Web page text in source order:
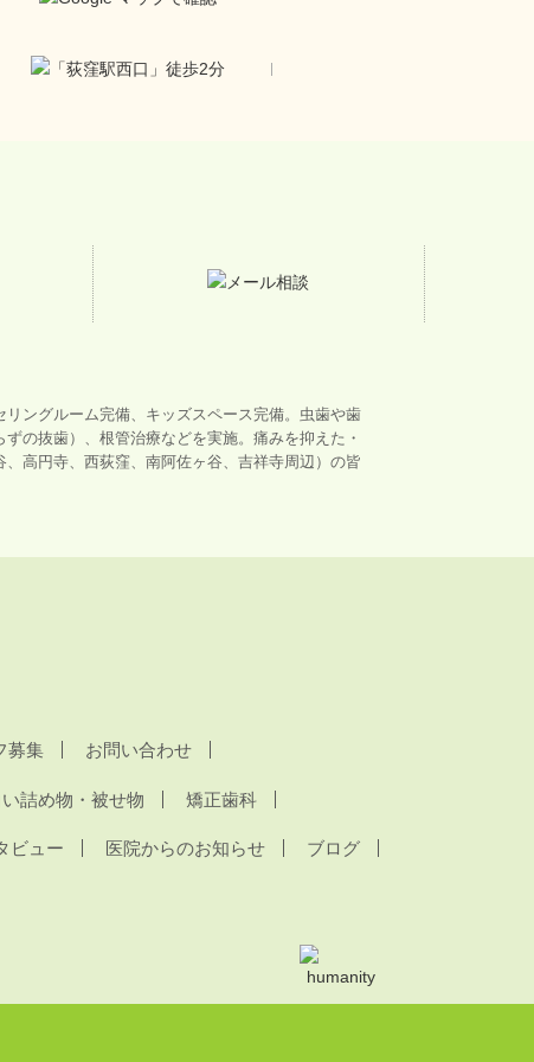
ングルーム完備、キッズスペース完備。虫歯や歯
の抜歯）、根管治療などを実施。痛みを抑えた・
高円寺、西荻窪、南阿佐ヶ谷、吉祥寺周辺）の皆
募集 お問い合わせ
い詰め物・被せ物 矯正歯科
ビュー 医院からのお知らせ ブログ